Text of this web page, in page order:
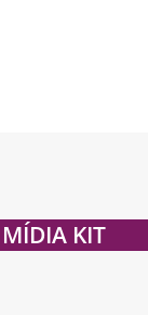
MÍDIA KIT